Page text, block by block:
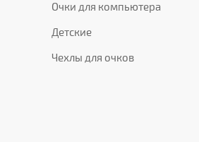
Очки для компьютера
Детские
Чехлы для очков